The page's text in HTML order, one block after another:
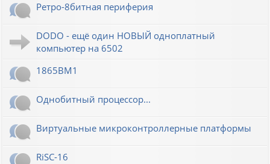
Ретро-8битная периферия
DODO - ещё один НОВЫЙ одноплатный
компьютер на 6502
1865ВМ1
Однобитный процессор...
Виртуальные микроконтроллерные платформы
RiSC-16